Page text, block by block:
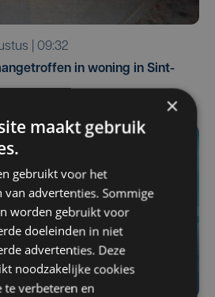
| 09:32
in woning in Sint-
×
maakt gebruik
gebruikt voor het
van advertenties. Sommige
worden gebruikt voor
doeleinden in niet
advertenties. Deze
noodzakelijke cookies
te verbeteren en